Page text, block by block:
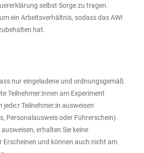
selbst Sorge zu tragen.
ein Arbeitsverhältnis, sodass das AWI
hat.
nur eingeladene und ordnungsgemäß
Teilnehmer:innen am Experiment
jede:r Teilnehmer:in ausweisen
Personalausweis oder Führerschein).
erhalten Sie keine
Erscheinen und können auch nicht am